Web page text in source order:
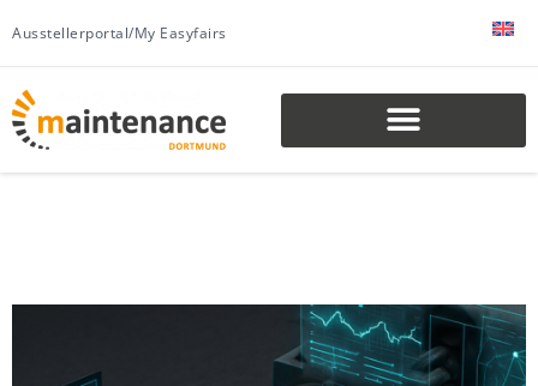
Ausstellerportal/My Easyfairs